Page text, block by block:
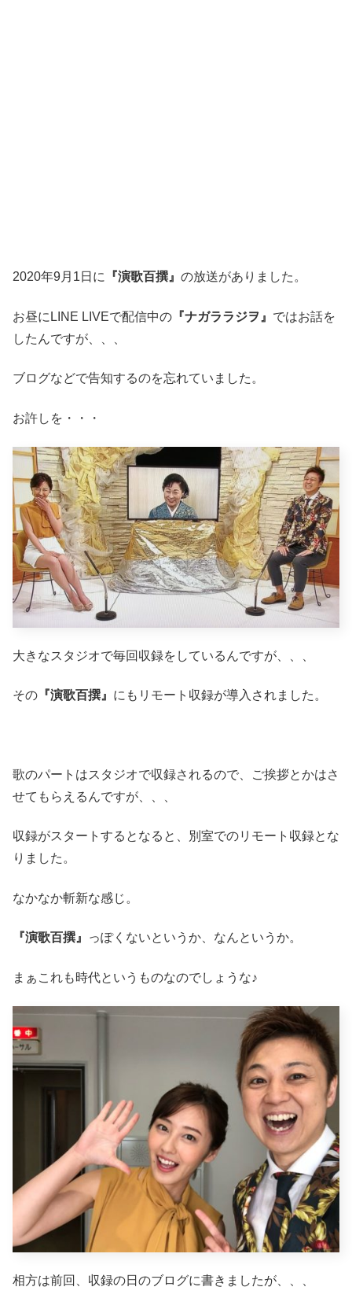
2020年9月1日に 『演歌百撰』 の放送がありました。
お昼にLINE LIVEで配信中の 『ナガララジヲ』 ではお話を
したんですが、、、
ブログなどで告知するのを忘れていました。
お許しを・・・
大きなスタジオで毎回収録をしているんですが、、、
その 『演歌百撰』 にもリモート収録が導入されました。
歌のパートはスタジオで収録されるので、ご挨拶とかはさ
せてもらえるんですが、、、
収録がスタートするとなると、別室でのリモート収録とな
りました。
なかなか斬新な感じ。
『演歌百撰』 っぽくないというか、なんというか。
まぁこれも時代というものなのでしょうな♪
相方は前回、収録の日のブログに書きましたが、、、